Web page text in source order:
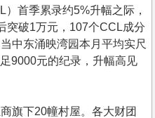
首季累录约5%升幅之际，
突破1万元，107个CCL成分
中东涌映湾园本月平均实尺
9000元的纪录，升幅高见
旗下20幢村屋。各大财团